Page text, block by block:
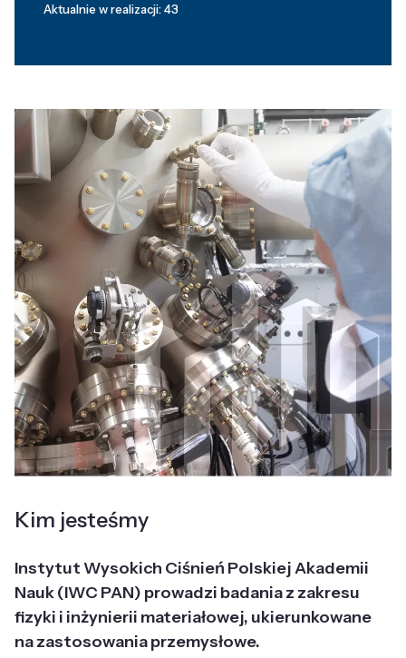
Aktualnie w realizacji: 43
Kim jesteśmy
Instytut Wysokich Ciśnień Polskiej Akademii
Nauk (IWC PAN) prowadzi badania z zakresu
fizyki i inżynierii materiałowej, ukierunkowane
na zastosowania przemysłowe.